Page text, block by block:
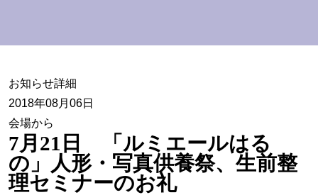
お知らせ詳細
2018年08月06日
会場から
7月21日 「ルミエールはる
の」人形・写真供養祭、生前整
理セミナーのお礼